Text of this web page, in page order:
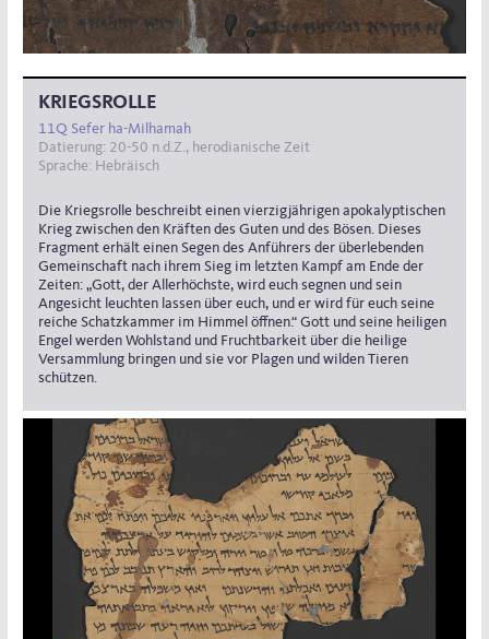
KRIEGSROLLE
11Q Sefer ha-Milhamah
Datierung: 20-50 n.d.Z., herodianische Zeit
Sprache: Hebräisch
Die Kriegsrolle beschreibt einen vierzigjährigen apokalyptischen
Krieg zwischen den Kräften des Guten und des Bösen. Dieses
Fragment erhält einen Segen des Anführers der überlebenden
Gemeinschaft nach ihrem Sieg im letzten Kampf am Ende der
Zeiten: „Gott, der Allerhöchste, wird euch segnen und sein
Angesicht leuchten lassen über euch, und er wird für euch seine
reiche Schatzkammer im Himmel öffnen.“ Gott und seine heiligen
Engel werden Wohlstand und Fruchtbarkeit über die heilige
Versammlung bringen und sie vor Plagen und wilden Tieren
schützen.